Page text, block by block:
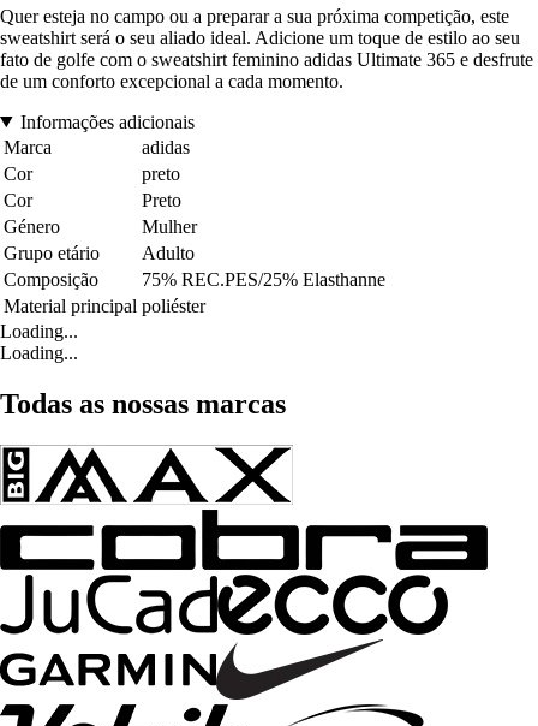
Quer esteja no campo ou a preparar a sua próxima competição, este
sweatshirt será o seu aliado ideal. Adicione um toque de estilo ao seu
fato de golfe com o sweatshirt feminino adidas Ultimate 365 e desfrute
de um conforto excepcional a cada momento.
Informações adicionais
Marca
adidas
Cor
preto
Cor
Preto
Género
Mulher
Grupo etário
Adulto
Composição
75% REC.PES/25% Elasthanne
Material principal poliéster
Loading...
Loading...
Todas as nossas marcas